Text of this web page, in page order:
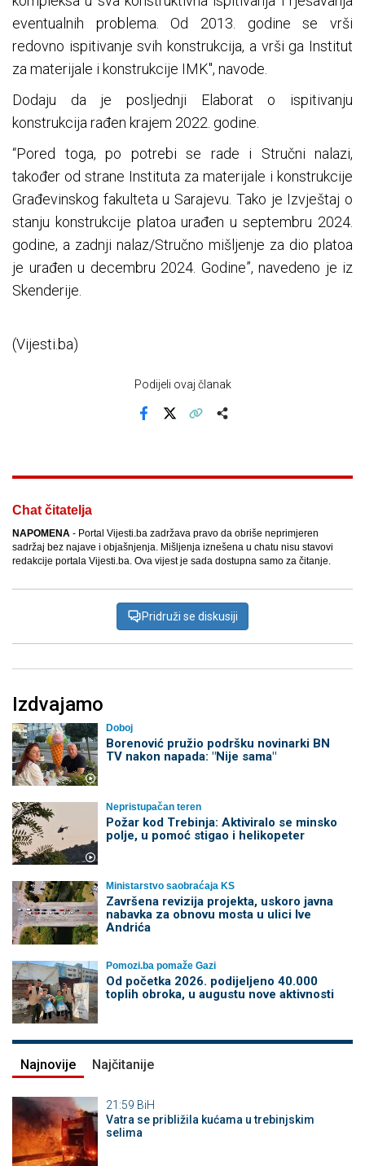
eventualnih problema. Od 2013. godine se vrši
redovno ispitivanje svih konstrukcija, a vrši ga Institut
za materijale i konstrukcije IMK", navode.
Dodaju da je posljednji Elaborat o ispitivanju
konstrukcija rađen krajem 2022. godine.
“Pored toga, po potrebi se rade i Stručni nalazi,
također od strane Instituta za materijale i konstrukcije
Građevinskog fakulteta u Sarajevu. Tako je Izvještaj o
stanju konstrukcije platoa urađen u septembru 2024.
godine, a zadnji nalaz/Stručno mišljenje za dio platoa
je urađen u decembru 2024. Godine”, navedeno je iz
Skenderije.
(Vijesti.ba)
Podijeli ovaj članak
Chat čitatelja
NAPOMENA - Portal Vijesti.ba zadržava pravo da obriše neprimjeren
sadržaj bez najave i objašnjenja. Mišljenja iznešena u chatu nisu stavovi
redakcije portala Vijesti.ba. Ova vijest je sada dostupna samo za čitanje.
Pridruži se diskusiji
Izdvajamo
Doboj
Borenović pružio podršku novinarki BN
TV nakon napada: "Nije sama"
Nepristupačan teren
Požar kod Trebinja: Aktiviralo se minsko
polje, u pomoć stigao i helikopeter
Ministarstvo saobraćaja KS
Završena revizija projekta, uskoro javna
nabavka za obnovu mosta u ulici Ive
Andrića
Pomozi.ba pomaže Gazi
Od početka 2026. podijeljeno 40.000
toplih obroka, u augustu nove aktivnosti
Najnovije Najčitanije
21:59 BiH
Vatra se približila kućama u trebinjskim
selima